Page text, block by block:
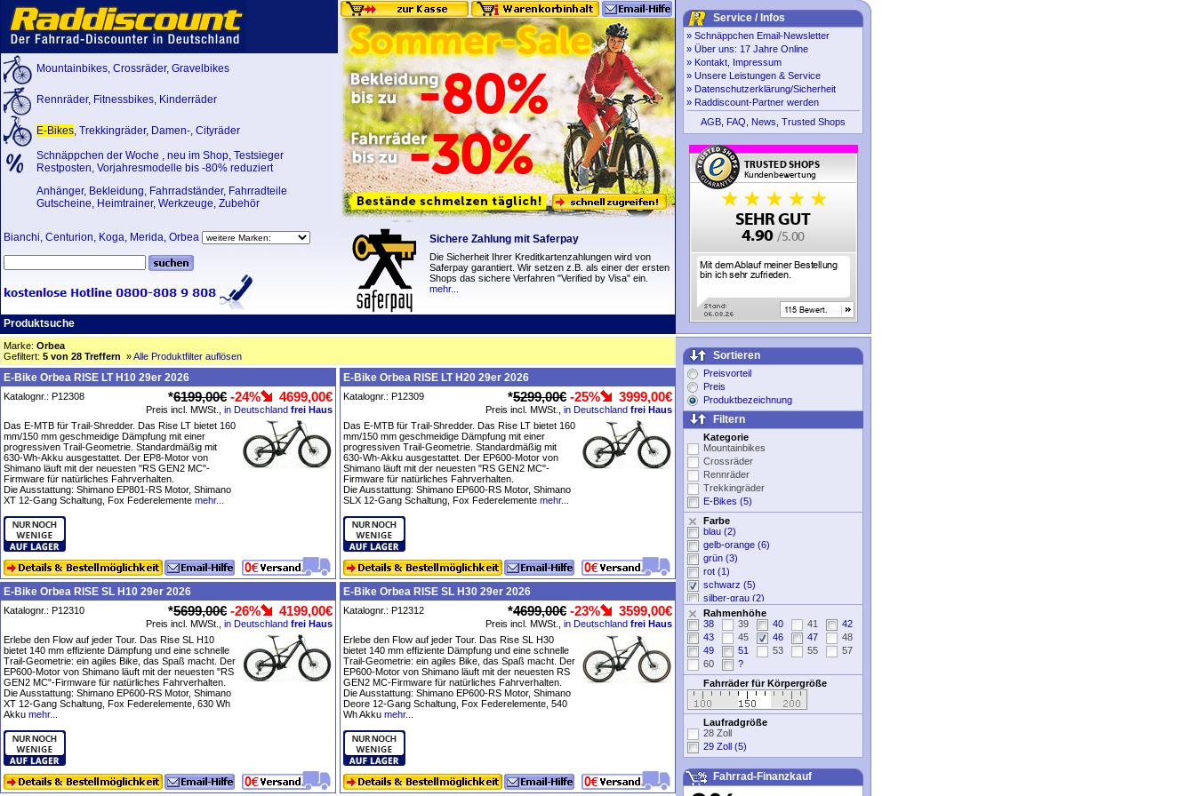
Mountainbikes, Crossräder, Gravelbikes
Rennräder, Fitnessbikes, Kinderräder
E-Bikes, Trekkingräder, Damen-, Cityräder
Schnäppchen der Woche , neu im Shop, Testsieger
Restposten, Vorjahresmodelle bis -80% reduziert
Anhänger, Bekleidung, Fahrradständer, Fahrradteile
Gutscheine, Heimtrainer, Werkzeuge, Zubehör
Service / Infos
» Schnäppchen Email-Newsletter
» Über uns: 17 Jahre Online
» Kontakt, Impressum
» Unsere Leistungen & Service
» Datenschutzerklärung/Sicherheit
» Raddiscount-Partner werden
AGB FAQ News Trusted Shops
Bianchi, Centurion, Koga, Merida, Orbea Sichere Zahlung mit Saferpay
Die Sicherheit Ihrer Kreditkartenzahlungen wird von
Saferpay garantiert. Wir setzen z.B. als einer der ersten
Shops das sichere Verfahren "Verified by Visa" ein.
mehr...
Produktsuche
Marke: Orbea
Gefiltert: 5 von 28 Treffern »Alle Produktfilter auflösen
E-Bike Orbea RISE LT H10 29er 2026
Katalognr.: P12308 *6199,00€ -24% 4699,00€
Preis incl. MWSt., in Deutschland frei Haus
Das E-MTB für Trail-Shredder. Das Rise LT bietet 160
mm/150 mm geschmeidige Dämpfung mit einer
progressiven Trail-Geometrie. Standardmäßig mit
630-Wh-Akku ausgestattet. Der EP8-Motor von
Shimano läuft mit der neuesten "RS GEN2 MC"-
Firmware für natürliches Fahrverhalten.
Die Ausstattung: Shimano EP801-RS Motor, Shimano
XT 12-Gang Schaltung, Fox Federelemente mehr...
E-Bike Orbea RISE LT H20 29er 2026
Katalognr.: P12309 *5299,00€ -25% 3999,00€
Preis incl. MWSt., in Deutschland frei Haus
Das E-MTB für Trail-Shredder. Das Rise LT bietet 160
mm/150 mm geschmeidige Dämpfung mit einer
progressiven Trail-Geometrie. Standardmäßig mit
630-Wh-Akku ausgestattet. Der EP600-Motor von
Shimano läuft mit der neuesten "RS GEN2 MC"-
Firmware für natürliches Fahrverhalten.
Die Ausstattung: Shimano EP600-RS Motor, Shimano
SLX 12-Gang Schaltung, Fox Federelemente mehr...
E-Bike Orbea RISE SL H10 29er 2026
Katalognr.: P12310 *5699,00€ -26% 4199,00€
Preis incl. MWSt., in Deutschland frei Haus
Erlebe den Flow auf jeder Tour. Das Rise SL H10
bietet 140 mm effiziente Dämpfung und eine schnelle
Trail-Geometrie: ein agiles Bike, das Spaß macht. Der
EP600-Motor von Shimano läuft mit der neuesten "RS
GEN2 MC"-Firmware für natürliches Fahrverhalten.
Die Ausstattung: Shimano EP600-RS Motor, Shimano
XT 12-Gang Schaltung, Fox Federelemente, 630 Wh
Akku mehr...
E-Bike Orbea RISE SL H30 29er 2026
Katalognr.: P12312 *4699,00€ -23% 3599,00€
Preis incl. MWSt., in Deutschland frei Haus
Erlebe den Flow auf jeder Tour. Das Rise SL H30
bietet 140 mm effiziente Dämpfung und eine schnelle
Trail-Geometrie: ein agiles Bike, das Spaß macht. Der
EP600-Motor von Shimano läuft mit der neuesten RS
GEN2 MC-Firmware für natürliches Fahrverhalten.
Die Ausstattung: Shimano EP600-RS Motor, Shimano
Deore 12-Gang Schaltung, Fox Federelemente, 540
Wh Akku mehr...
Sortieren
Preisvorteil
Preis
Produktbezeichnung
Filtern
Kategorie
Mountainbikes
Crossräder
Rennräder
Trekkingräder
E-Bikes (5)
Farbe
blau (2)
gelb-orange (6)
grün (3)
rot (1)
schwarz (5)
silber-grau (2)
weiß (2)
ohne Angabe
Rahmenhöhe
38
39 40 41
42
43
45 46 47
48
49
51 53 55
57
60
?
Fahrräder für Körpergröße
Laufradgröße
28 Zoll
29 Zoll (5)
Fahrrad-Finanzkauf